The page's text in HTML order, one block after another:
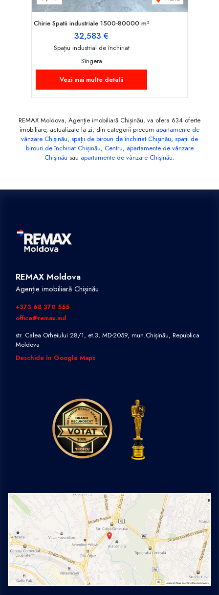
Chirie Spatii industriale 1500-80000 m²
32,583 €
Spațiu industrial de închiriat
Sîngera
Vezi mai multe detalii
REMAX Moldova, Agenție imobiliară Chișinău, va ofera 634 oferte
imobiliare, actualizate la zi, din categorii precum apartamente de
vânzare Chișinău, spații de birouri de închiriat Chișinău, spații de
birouri de închiriat Chișinău, Centru, apartamente de vânzare
Chișinău sau apartamente de vânzare Chișinău.
REMAX Moldova
Agenție imobiliară Chișinău
+373 68 370 555
office@remax.md
str. Calea Orheiului 28/1, et.3, MD-2059, mun.Chișinău, Republica
Moldova
Deschide în Google Maps